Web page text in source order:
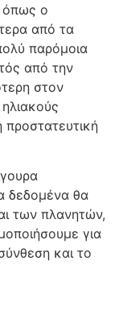
όπως ο
από τα
παρόμοια
από την
στον
δεδομένα θα
των πλανητών,
για
και το